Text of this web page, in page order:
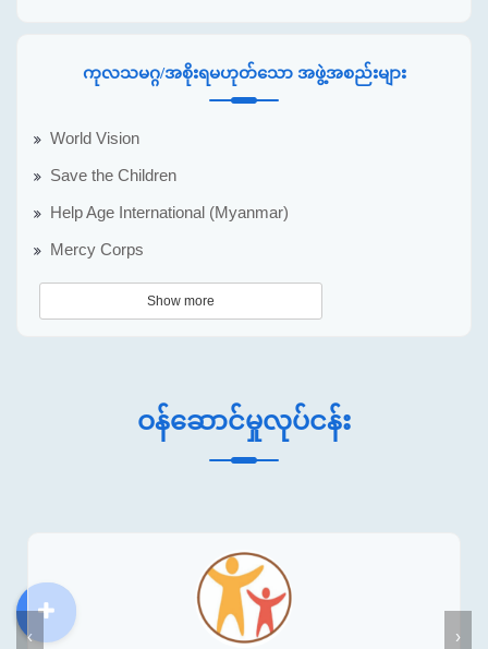
ကုလသမဂ္ဂ/အစိုးရမဟုတ်သော အဖွဲ့အစည်းများ
World Vision
Save the Children
Help Age International (Myanmar)
Mercy Corps
Show more
ဝန်ဆောင်မှုလုပ်ငန်း
‹ ›